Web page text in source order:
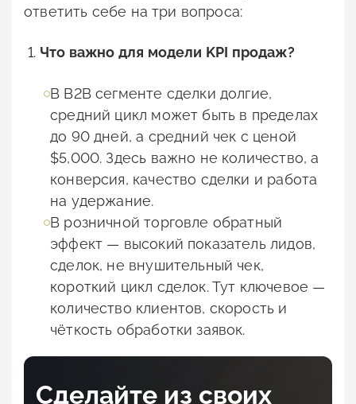
ответить себе на три вопроса:
Что важно для модели KPI продаж?
В B2B сегменте сделки долгие,
средний цикл может быть в пределах
до 90 дней, а средний чек с ценой
$5,000. Здесь важно не количество, а
конверсия, качество сделки и работа
на удержание.
В розничной торговле обратный
эффект — высокий показатель лидов,
сделок, не внушительный чек,
короткий цикл сделок. Тут ключевое —
количество клиентов, скорость и
чёткость обработки заявок.
Сделайте из своих